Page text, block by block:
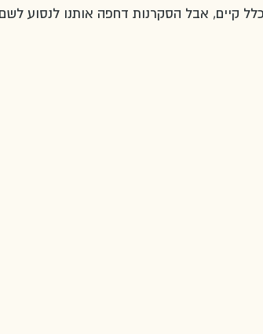
קיים, אבל הסקרנות דחפה אותנו לנסוע